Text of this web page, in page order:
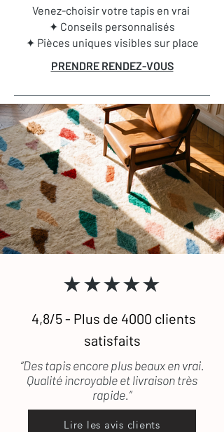
Venez-choisir votre tapis en vrai
✦ Conseils personnalisés
✦ Pièces uniques visibles sur place
PRENDRE RENDEZ-VOUS
★★★★★
4,8/5 - Plus de 4000 clients
satisfaits
“Des tapis encore plus beaux en vrai.
Qualité incroyable et livraison très
rapide.”
Lire les avis clients